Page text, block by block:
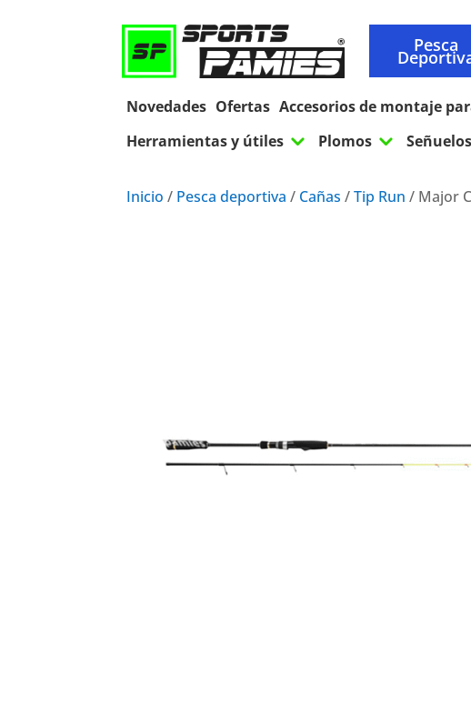
Pesca
Novedades Ofertas Accesorios de montaje
Herramientas y útiles 3 Plomos 3
Inicio / Pesca deportiva / Cañas /Tip Run / Major